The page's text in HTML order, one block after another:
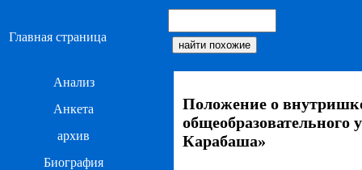
Главная страница
Анализ
Анкета
архив
Биография
Положение о
Карабаша»